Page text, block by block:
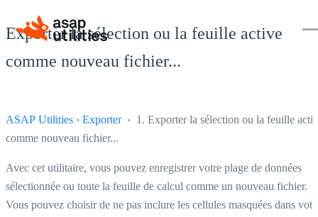
Exporter la sélection ou la feuille active
comme nouveau fichier...
ASAP Utilities › Exporter› 1. Exporter la sélection ou la feuille
comme nouveau fichier...
Avec cet utilitaire, vous pouvez enregistrer votre plage de données
sélectionnée ou toute la feuille de calcul comme un nouveau fichier.
Vous pouvez choisir de ne pas inclure les cellules masquées dans